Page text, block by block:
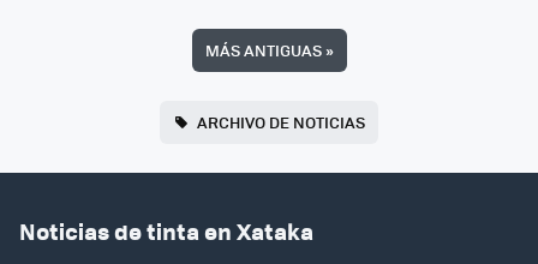
MÁS ANTIGUAS»
ARCHIVO DE NOTICIAS
Noticias de tinta en Xataka